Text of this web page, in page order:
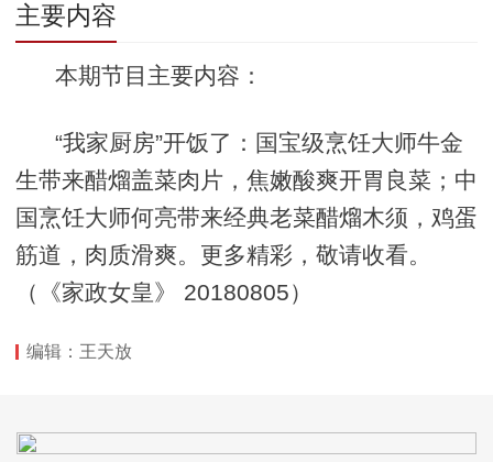
推进京津冀互联互通
主要内容
本期节目主要内容：
“我家厨房”开饭了：国宝级烹饪大师牛金
生带来醋熘盖菜肉片，焦嫩酸爽开胃良菜；中
国烹饪大师何亮带来经典老菜醋熘木须，鸡蛋
筋道，肉质滑爽。更多精彩，敬请收看。
（《家政女皇》 20180805）
编辑：王天放